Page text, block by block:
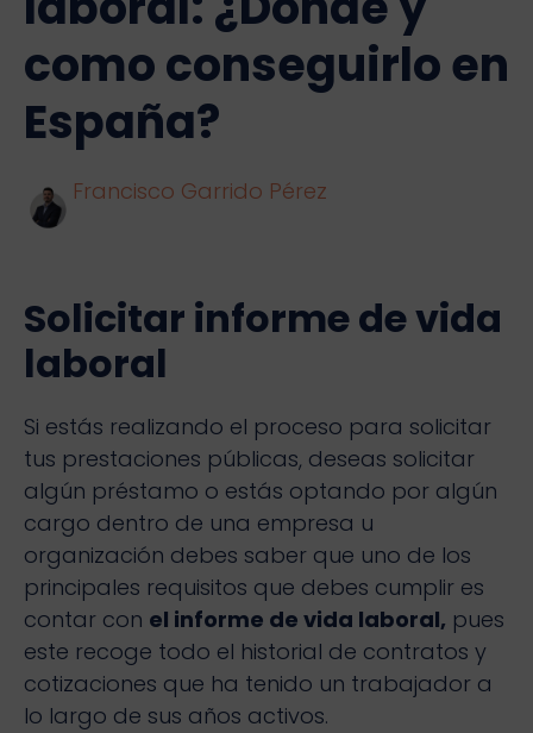
como conseguirlo en
España?
Francisco Garrido Pérez
Solicitar informe de vida
laboral
Si estás realizando el proceso para solicitar
tus prestaciones públicas, deseas solicitar
algún préstamo o estás optando por algún
cargo dentro de una empresa u
organización debes saber que uno de los
principales requisitos que debes cumplir es
contar con el informe de vida laboral, pues
este recoge todo el historial de contratos y
cotizaciones que ha tenido un trabajador a
lo largo de sus años activos.